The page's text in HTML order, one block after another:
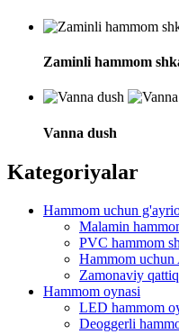
Zaminli hammom
Vanna dush
Kategoriyalar
Hammom uchun
Malamin
PVC hammom
Hammom
Zamonaviy
Hammom oynasi
LED hammom
Deoggerli